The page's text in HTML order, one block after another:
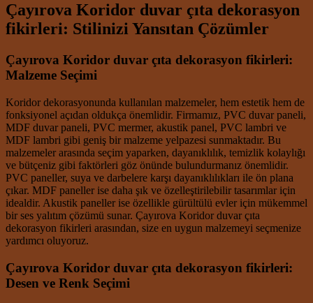
Çayırova Koridor duvar çıta dekorasyon
fikirleri: Stilinizi Yansıtan Çözümler
Çayırova Koridor duvar çıta dekorasyon fikirleri:
Malzeme Seçimi
Koridor dekorasyonunda kullanılan malzemeler, hem estetik hem de
fonksiyonel açıdan oldukça önemlidir. Firmamız, PVC duvar paneli,
MDF duvar paneli, PVC mermer, akustik panel, PVC lambri ve
MDF lambri gibi geniş bir malzeme yelpazesi sunmaktadır. Bu
malzemeler arasında seçim yaparken, dayanıklılık, temizlik kolaylığı
ve bütçeniz gibi faktörleri göz önünde bulundurmanız önemlidir.
PVC paneller, suya ve darbelere karşı dayanıklılıkları ile ön plana
çıkar. MDF paneller ise daha şık ve özelleştirilebilir tasarımlar için
idealdir. Akustik paneller ise özellikle gürültülü evler için mükemmel
bir ses yalıtım çözümü sunar. Çayırova Koridor duvar çıta
dekorasyon fikirleri arasından, size en uygun malzemeyi seçmenize
yardımcı oluyoruz.
Çayırova Koridor duvar çıta dekorasyon fikirleri:
Desen ve Renk Seçimi